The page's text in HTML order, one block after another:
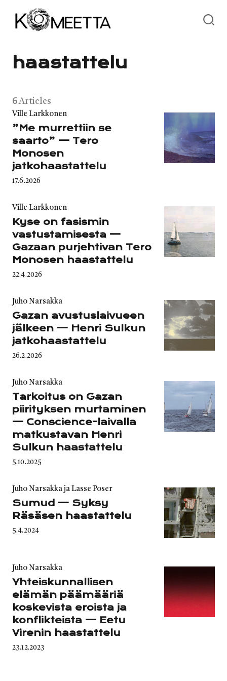
haastattelu
6Articles
Category
Ville Larkkonen
”Me murrettiin se
saarto” — Tero
Monosen
jatkohaastattelu
Published
17.6.2026
Category
Ville Larkkonen
Kyse on fasismin
vastustamisesta —
Gazaan purjehtivan Tero
Monosen haastattelu
Published
22.4.2026
Category
Juho Narsakka
Gazan avustuslaivueen
jälkeen — Henri Sulkun
jatkohaastattelu
Published
26.2.2026
Category
Juho Narsakka
Tarkoitus on Gazan
piirityksen murtaminen
— Conscience-laivalla
matkustavan Henri
Sulkun haastattelu
Published
5.10.2025
Category
Juho Narsakka ja Lasse Poser
Sumud — Syksy
Räsäsen haastattelu
Published
5.4.2024
Category
Juho Narsakka
Yhteiskunnallisen
elämän päämääriä
koskevista eroista ja
konflikteista — Eetu
Virenin haastattelu
Published
23.12.2023